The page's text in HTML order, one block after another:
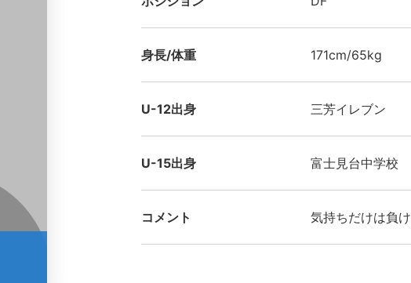
身長/体重 171cm/65kg
U-12出身 三芳イレブン
U-15出身 富士見台中学校
コメント 気持ちだけは負